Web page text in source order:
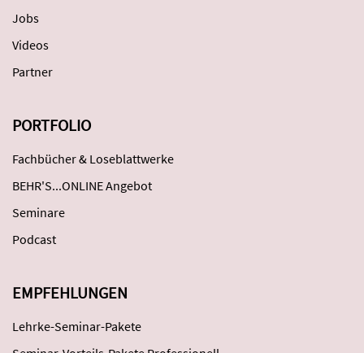
Jobs
Videos
Partner
PORTFOLIO
Fachbücher & Loseblattwerke
BEHR'S...ONLINE Angebot
Seminare
Podcast
EMPFEHLUNGEN
Lehrke-Seminar-Pakete